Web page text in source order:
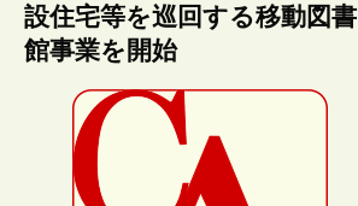
設住宅等を巡回する移動図書
館事業を開始